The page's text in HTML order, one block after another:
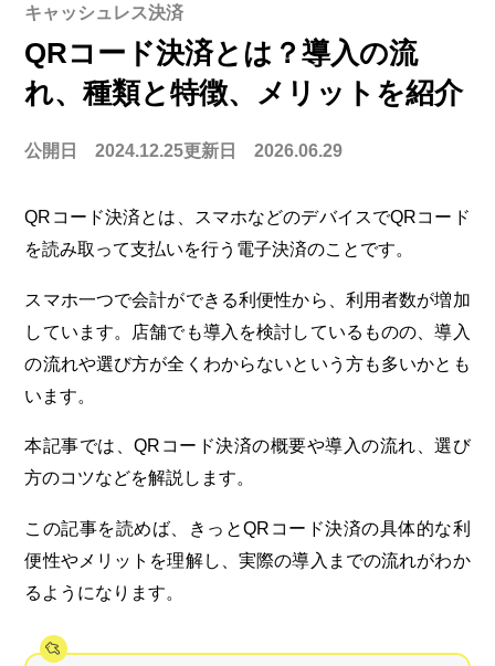
キャッシュレス決済
QRコード決済とは？導入の流
れ、種類と特徴、メリットを紹介
公開日 2024.12.25更新日 2026.06.29
QRコード決済とは、スマホなどのデバイスでQRコード
を読み取って支払いを行う電子決済のことです。
スマホ一つで会計ができる利便性から、利用者数が増加
しています。店舗でも導入を検討しているものの、導入
の流れや選び方が全くわからないという方も多いかとも
います。
本記事では、QRコード決済の概要や導入の流れ、選び
方のコツなどを解説します。
この記事を読めば、きっとQRコード決済の具体的な利
便性やメリットを理解し、実際の導入までの流れがわか
るようになります。